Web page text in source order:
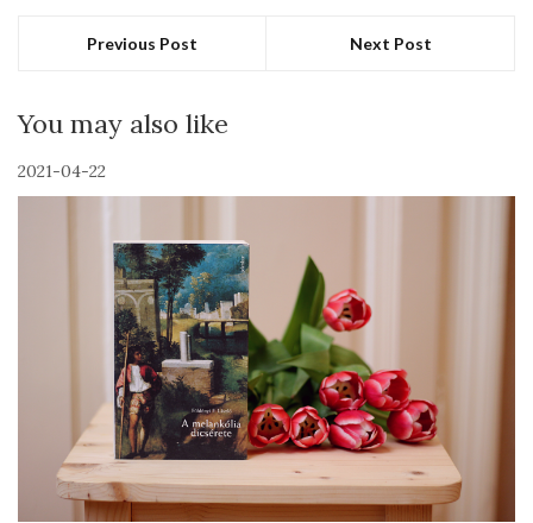
Previous Post Next Post
You may also like
2021-04-22